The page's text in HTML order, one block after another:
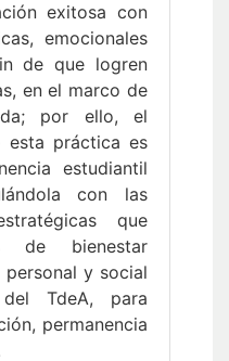
exitosa con
emocionales
de que logren
en el marco de
por ello, el
esta práctica es
estudiantil
con las
que
de bienestar
y social
TdeA, para
permanencia